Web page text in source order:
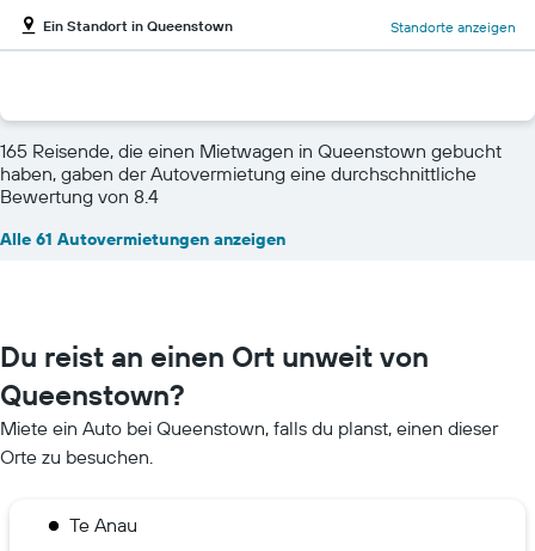
Ein Standort in Queenstown Standorte anzeigen
165 Reisende, die einen Mietwagen in Queenstown gebucht
haben, gaben der Autovermietung eine durchschnittliche
Bewertung von 8.4
Alle 61 Autovermietungen anzeigen
Du reist an einen Ort unweit von
Queenstown?
Miete ein Auto bei Queenstown, falls du planst, einen dieser
Orte zu besuchen.
Te Anau